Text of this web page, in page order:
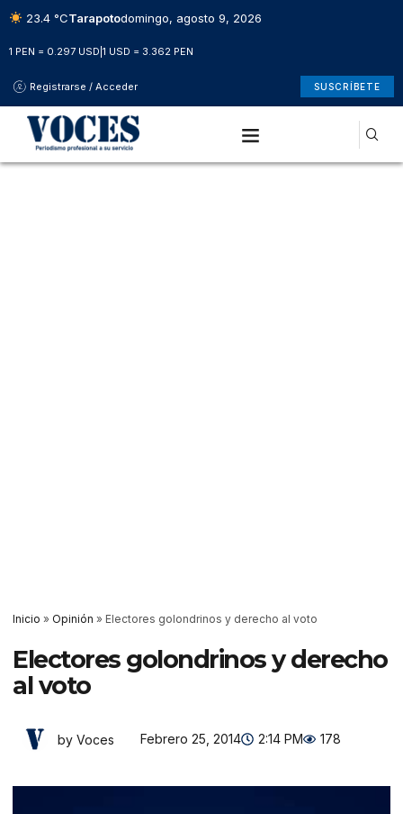
23.4 °CTarapotodomingo, agosto 9, 2026
1 PEN = 0.297 USD 1 USD = 3.362 PEN
Registrarse / Acceder SUSCRÍBETE
Inicio » Opinión » Electores golondrinos y derecho al voto
Electores golondrinos y derecho
al voto
by Voces Febrero 25, 2014 2:14 PM 178